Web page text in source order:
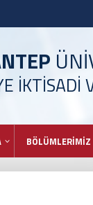
İKTİSADİ
BÖLÜMLERİMİZ